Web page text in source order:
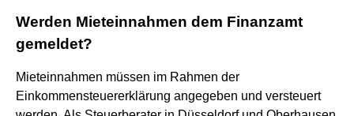
Werden Mieteinnahmen dem Finanzamt
gemeldet?
Mieteinnahmen müssen im Rahmen der
Einkommensteuererklärung angegeben und versteuert